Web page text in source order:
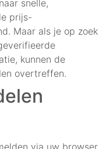
snelle,
prijs-
Maar als je op zoek
kunnen de
overtreffen.
via uw browser.